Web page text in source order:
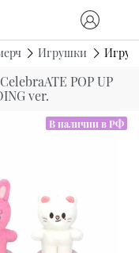
Игрушки
POP UP
ver.
В наличии в РФ